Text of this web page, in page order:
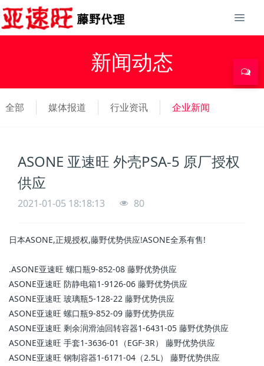
新闻动态
全部 媒体报道 行业资讯 企业新闻
ASONE 亚速旺 外壳PSA-5 原厂授权
供应
2021-01-05 18:18:13 80
日本ASONE,正规授权,藤野优势供应!ASONE全系有售!
.ASONE亚速旺 螺口瓶9-852-08 藤野优势供应
ASONE亚速旺 防静电箱1-9126-06 藤野优势供应
ASONE亚速旺 玻璃瓶5-128-22 藤野优势供应
ASONE亚速旺 螺口瓶9-852-09 藤野优势供应
ASONE亚速旺 剩余润滑油回转容器1-6431-05 藤野优势供应
ASONE亚速旺 手套1-3636-01（EGF-3R） 藤野优势供应
ASONE亚速旺 钢制容器1-6171-04（2.5L） 藤野优势供应